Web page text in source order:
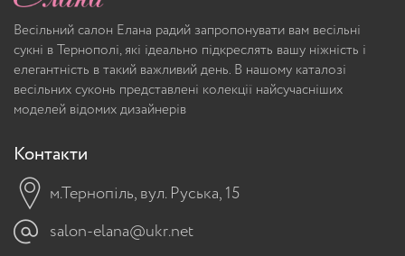
Весільний салон Елана радий запропонувати вам весільні
сукні в Тернополі, які ідеально підкреслять вашу ніжність і
елегантність в такий важливий день. В нашому каталозі
весільних суконь представлені колекції найсучасніших
моделей відомих дизайнерів
Контакти
м.Тернопіль, вул. Руська, 15
salon-elana@ukr.net